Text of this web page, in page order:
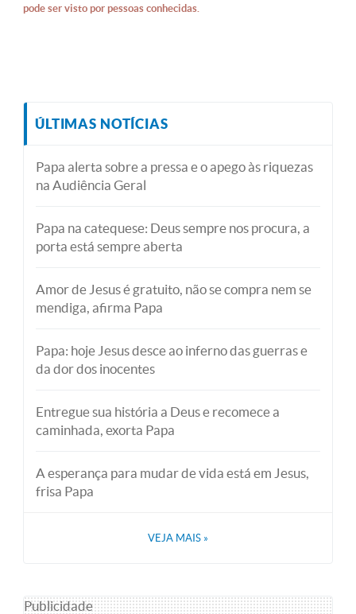
pode ser visto por pessoas conhecidas.
ÚLTIMAS NOTÍCIAS
Papa alerta sobre a pressa e o apego às riquezas
na Audiência Geral
Papa na catequese: Deus sempre nos procura, a
porta está sempre aberta
Amor de Jesus é gratuito, não se compra nem se
mendiga, afirma Papa
Papa: hoje Jesus desce ao inferno das guerras e
da dor dos inocentes
Entregue sua história a Deus e recomece a
caminhada, exorta Papa
A esperança para mudar de vida está em Jesus,
frisa Papa
VEJA MAIS »
Publicidade